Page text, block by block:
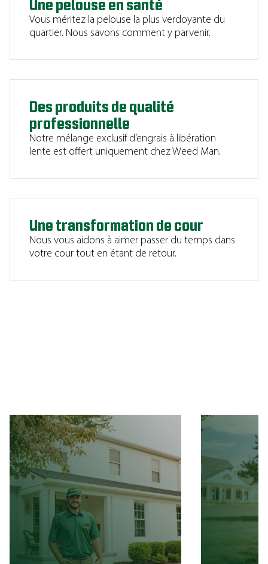
Une pelouse en santé
Vous méritez la pelouse la plus verdoyante du
quartier. Nous savons comment y parvenir.
Des produits de qualité
professionnelle
Notre mélange exclusif d’engrais à libération
lente est offert uniquement chez Weed Man.
Une transformation de cour
Nous vous aidons à aimer passer du temps dans
votre cour tout en étant de retour.